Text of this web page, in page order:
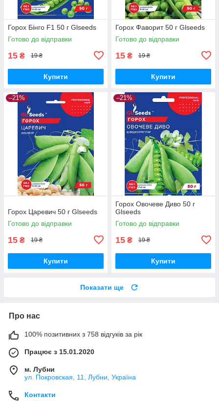
Горох Бінго F1 50 г Glseeds
Готово до відправки
15 ₴ 19 ₴
Купити
Горох Фаворит 50 г Glseeds
Готово до відправки
15 ₴ 19 ₴
Купити
–21%
Горох Царевич 50 г Glseeds
Готово до відправки
15 ₴ 19 ₴
Купити
–21%
Горох Овочеве Диво 50 г
Glseeds
Готово до відправки
15 ₴ 19 ₴
Купити
Показати ще
Про нас
100% позитивних з 758 відгуків за рік
Працює з 15.01.2020
м. Лубни
ул. Покровская, 11, Лубни, Україна
Контакти